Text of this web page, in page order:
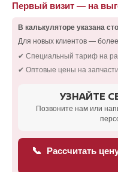
Первый визит — на
В калькуляторе указана
Для новых клиентов —
✔ Специальный тариф на
✔ Оптовые цены на запчасти
УЗНАЙТЕ
Позвоните нам или
📞 Рассчитать